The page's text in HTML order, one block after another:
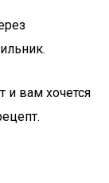
и вам хочется